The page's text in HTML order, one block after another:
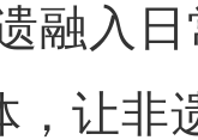
融入
，让非